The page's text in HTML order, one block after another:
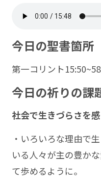
今日の聖書箇所
第一コリント15:50~58
今日の祈りの課
社会で生きづらさを
・いろいろな理由で
いる人々が主の豊か
て歩めるように。